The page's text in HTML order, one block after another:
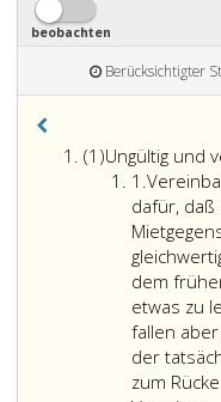
beobachten
Berücksichtigter
(1)Absatz
eins
Ungültig und
1.Ziffer
eins
dafür,
dem
etwas zu
fallen
der
zum